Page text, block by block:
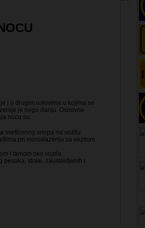
i u drugim uslovima u kojima se
je nego danju. Osnovne
nocu su:
svetlosnog snopa na vozilu
pri mimoilazenju sa vozilom
i tamom oko vozila
pesaka, stoke, zaustavljenih i